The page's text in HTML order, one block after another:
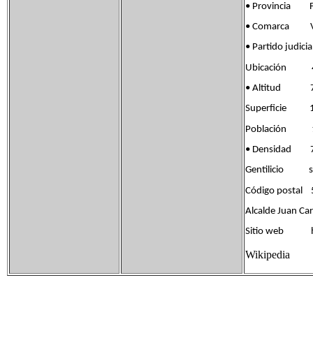
• Provincia
• Comarca
• Partido
Ubicación
• Altitud
Superficie
Población
• Densidad
Gentilicio
Código postal
Alcalde Juan
Sitio web
Wikipedia